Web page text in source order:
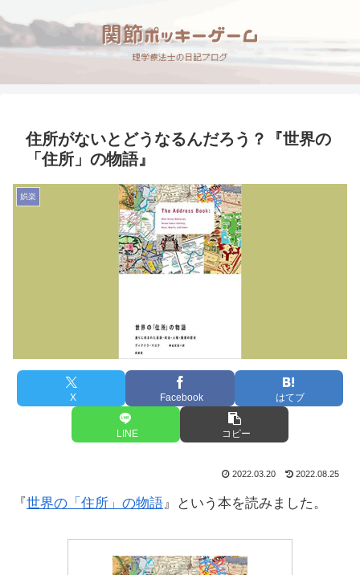
住所がないとどうなるんだろう？『世界の
「住所」の物語』
娯楽
X Facebook はてブ
LINE コピー
2022.03.20 2022.08.25
『 世界の「住所」の物語』という本を読みました。